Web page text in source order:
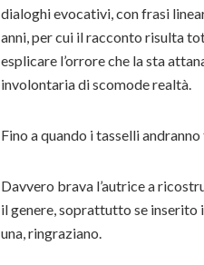
dialoghi evocativi, con frasi
anni, per cui il racconto risulta
esplicare l’orrore che la sta
involontaria di scomode realtà.
Fino a quando i tasselli
Davvero brava l’autrice a
il genere, soprattutto se inserito
una, ringraziano.